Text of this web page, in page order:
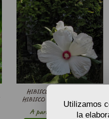
HIBISCUS MOSCHEUTOS -
HIBISCO DE LOS PANTANOS
A partir de 8,25€
Utilizamos
la